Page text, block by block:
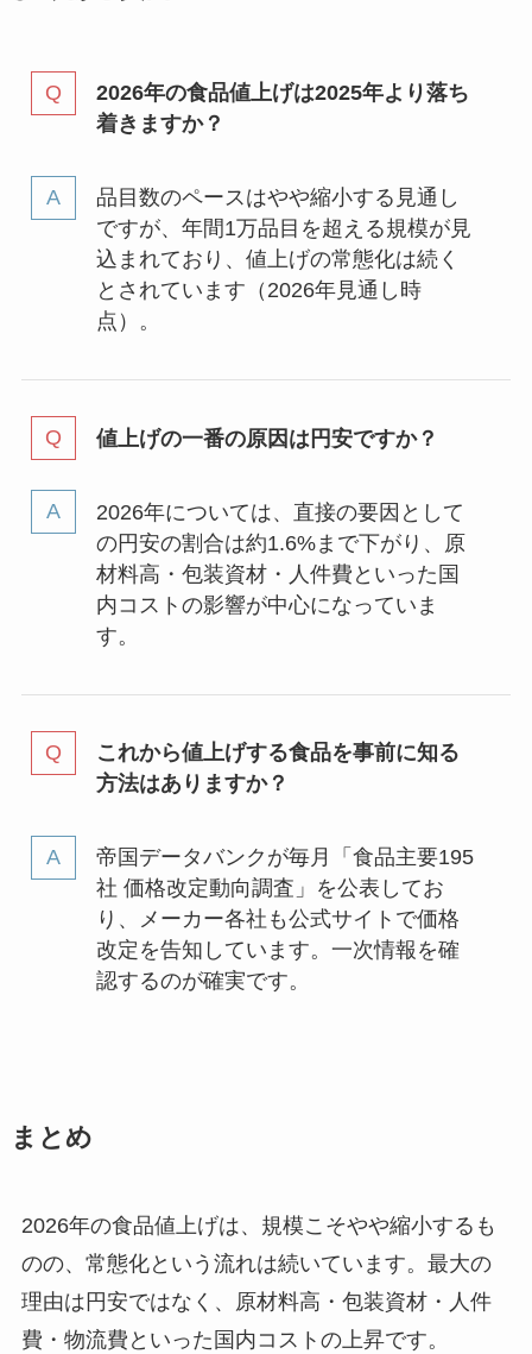
2026年の食品値上げは2025年より落ち
着きますか？
品目数のペースはやや縮小する見通し
ですが、年間1万品目を超える規模が見
込まれており、値上げの常態化は続く
とされています（2026年見通し時
点）。
値上げの一番の原因は円安ですか？
2026年については、直接の要因として
の円安の割合は約1.6%まで下がり、原
材料高・包装資材・人件費といった国
内コストの影響が中心になっていま
す。
これから値上げする食品を事前に知る
方法はありますか？
帝国データバンクが毎月「食品主要195
社 価格改定動向調査」を公表してお
り、メーカー各社も公式サイトで価格
改定を告知しています。一次情報を確
認するのが確実です。
まとめ
2026年の食品値上げは、規模こそやや縮小するも
のの、常態化という流れは続いています。最大の
理由は円安ではなく、原材料高・包装資材・人件
費・物流費といった国内コストの上昇です。